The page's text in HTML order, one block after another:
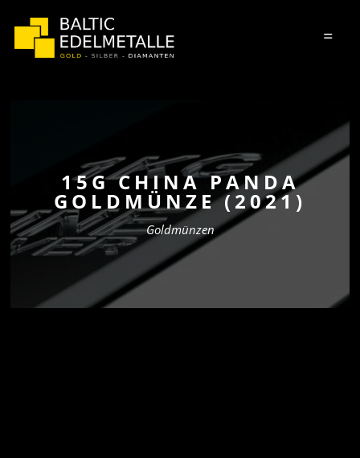
=
15G CHINA PANDA
GOLDMÜNZE (2021)
Goldmünzen